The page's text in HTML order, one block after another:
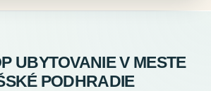
UBYTOVANIE V MESTE
PODHRADIE